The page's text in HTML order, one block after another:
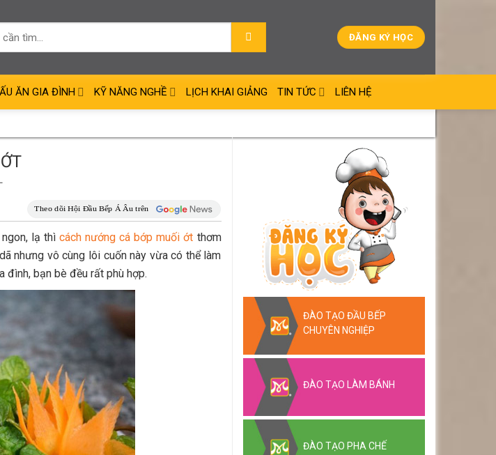
ĐĂNG KÝ HỌC
ĂN GIA ĐÌNH KỸ NĂNG NGHỀ LỊCH KHAI GIẢNG TIN TỨC LIÊN HỆ
lạ thì cách nướng cá bớp muối ớt thơm
nhưng vô cùng lôi cuốn này vừa có thể làm
đình, bạn bè đều rất phù hợp.
ĐÀO TẠO ĐẦU BẾP
CHUYÊN NGHIỆP
ĐÀO TẠO LÀM BÁNH
ĐÀO TẠO PHA CHẾ